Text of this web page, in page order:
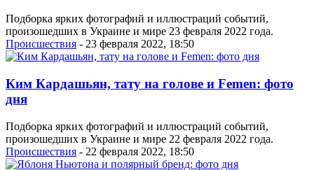
Подборка ярких фотографий и иллюстраций событий,
произошедших в Украине и мире 23 февраля 2022 года.
Проиcшествия - 23 февраля 2022, 18:50
Ким Кардашьян, тату на голове и Femen: фото
дня
Подборка ярких фотографий и иллюстраций событий,
произошедших в Украине и мире 22 февраля 2022 года.
Проиcшествия - 22 февраля 2022, 18:50